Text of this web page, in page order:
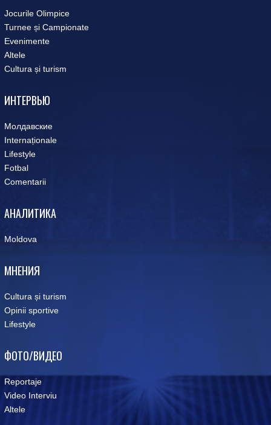
Jocurile Olimpice
Turnee și Campionate
Evenimente
Altele
Cultura și turism
ИНТЕРВЬЮ
Молдавские
Internaționale
Lifestyle
Fotbal
Comentarii
АНАЛИТИКА
Moldova
МНЕНИЯ
Cultura și turism
Opinii sportive
Lifestyle
ФОТО/ВИДЕО
Reportaje
Video Interviu
Altele